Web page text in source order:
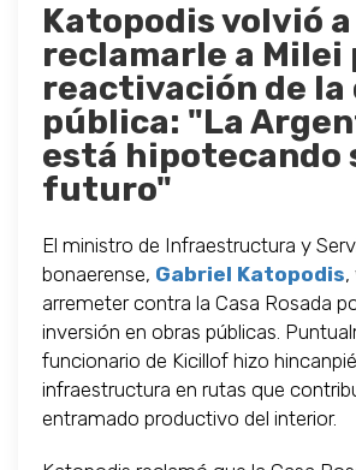
Katopodis volvió a
reclamarle a Milei
reactivación de la
pública: "La
está hipotecando
futuro"
El ministro de Infraestructura y
bonaerense, Gabriel Katopodis,
arremeter contra la Casa Rosada
inversión en obras públicas.
funcionario de Kicillof hizo
infraestructura en rutas que
entramado productivo del interior.